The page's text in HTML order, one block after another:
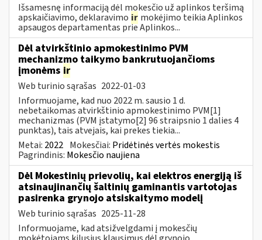
Išsamesnę informaciją dėl mokesčio už aplinkos teršimą
apskaičiavimo, deklaravimo ir mokėjimo teikia Aplinkos
apsaugos departamentas prie Aplinkos...
Dėl atvirkštinio apmokestinimo PVM
mechanizmo taikymo bankrutuojančioms
įmonėms ir
Web turinio sąrašas 2022-01-03
Informuojame, kad nuo 2022 m. sausio 1 d.
nebetaikomas atvirkštinio apmokestinimo PVM[1]
mechanizmas (PVM įstatymo[2] 96 straipsnio 1 dalies 4
punktas), tais atvejais, kai prekes tiekia...
Metai: 2022 Mokesčiai: Pridėtinės vertės mokestis
Pagrindinis: Mokesčio naujiena
Dėl Mokestinių prievolių, kai elektros energiją iš
atsinaujinančių šaltinių gaminantis vartotojas
pasirenka grynojo atsiskaitymo modelį
Web turinio sąrašas 2025-11-28
Informuojame, kad atsižvelgdami į mokesčių